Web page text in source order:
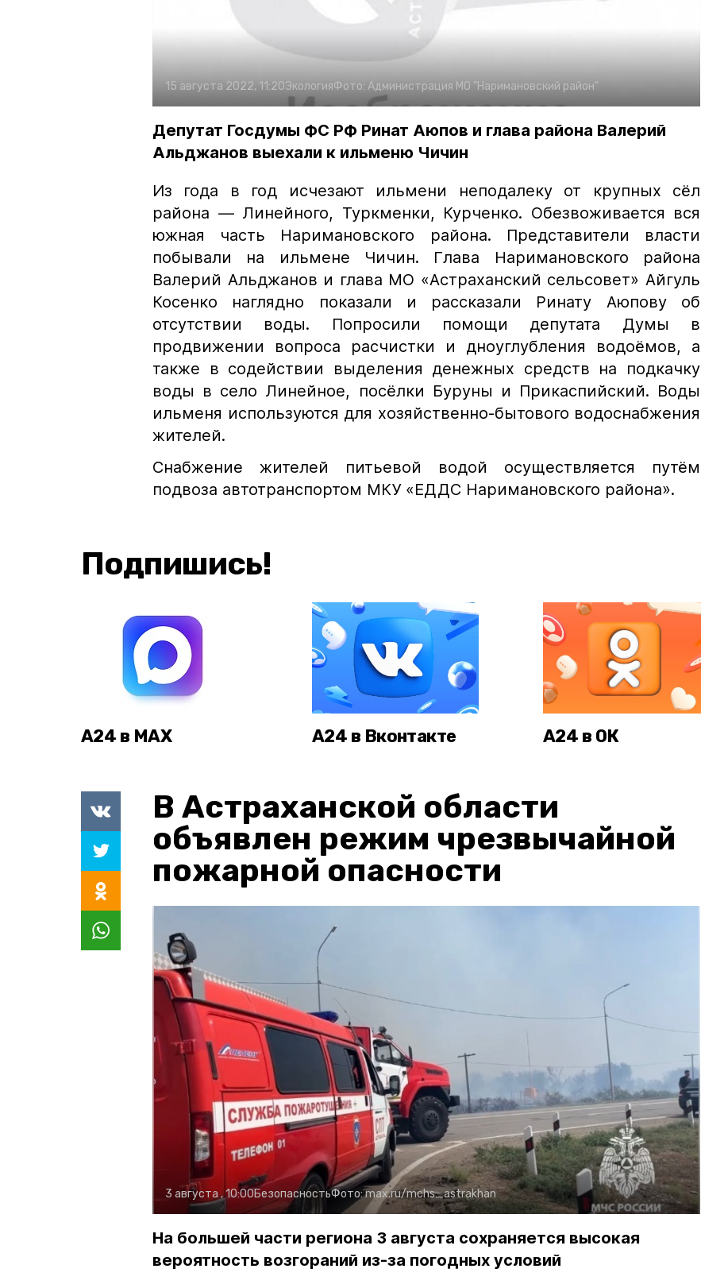
15 августа 2022, 11:20ЭкологияФото: Администрация МО "Наримановский район"
Депутат Госдумы ФС РФ Ринат Аюпов и глава района Валерий
Альджанов выехали к ильменю Чичин
Из года в год исчезают ильмени неподалеку от крупных сёл
района — Линейного, Туркменки, Курченко. Обезвоживается вся
южная часть Наримановского района. Представители власти
побывали на ильмене Чичин. Глава Наримановского района
Валерий Альджанов и глава МО «Астраханский сельсовет» Айгуль
Косенко наглядно показали и рассказали Ринату Аюпову об
отсутствии воды. Попросили помощи депутата Думы в
продвижении вопроса расчистки и дноуглубления водоёмов, а
также в содействии выделения денежных средств на подкачку
воды в село Линейное, посёлки Буруны и Прикаспийский. Воды
ильменя используются для хозяйственно-бытового водоснабжения
жителей.
Снабжение жителей питьевой водой осуществляется путём
подвоза автотранспортом МКУ «ЕДДС Наримановского района».
Подпишись!
А24 в MAX А24 в Вконтакте А24 в ОК
В Астраханской области
объявлен режим чрезвычайной
пожарной опасности
3 августа , 10:00БезопасностьФото:max.ru/mchs_astrakhan
На большей части региона 3 августа сохраняется высокая
вероятность возгораний из-за погодных условий